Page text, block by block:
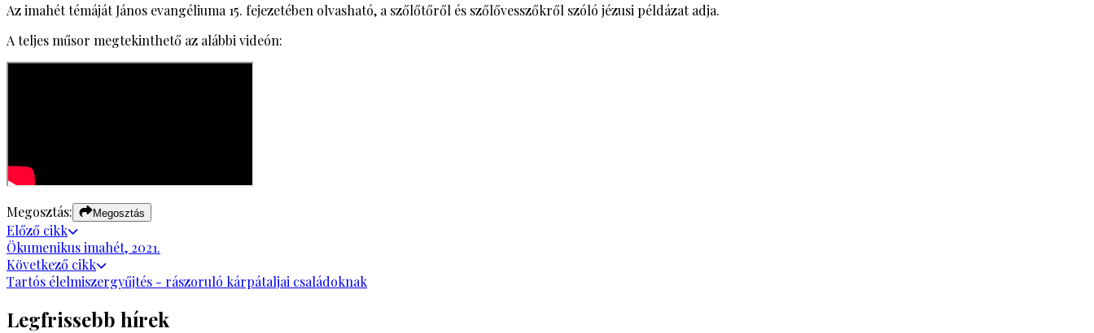
Az imahét témáját János evangéliuma 15. fejezetében olvasható, a szőlőtőről és szőlővesszőkről szóló jézusi példázat adja.
A teljes műsor megtekinthető az alábbi videón:
Megosztás: Megosztás
Előző cikk
Ökumenikus imahét, 2021.
Következő cikk
Tartós élelmiszergyűjtés - rászoruló kárpátaljai családoknak
Legfrissebb hírek